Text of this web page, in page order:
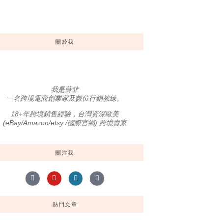
關於我
我是蘇菲
一名跨境電商創業家及數位行銷教練。
18+年跨境銷售經驗，台灣資深歐美
(eBay/Amazon/etsy /國際官網) 跨境賣家
關注我
熱門文章